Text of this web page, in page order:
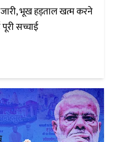
भूख हड़ताल खत्म करने
सच्चाई